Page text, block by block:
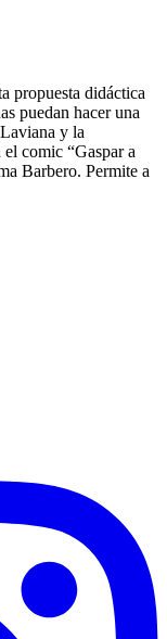
propuesta didáctica
puedan hacer una
y la
comic “Gaspar a
Barbero. Permite a